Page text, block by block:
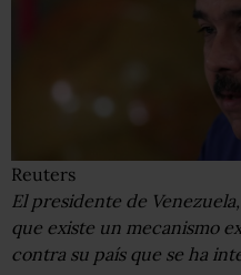
Reuters
El presidente de
que existe un mecanismo
contra su país que se ha